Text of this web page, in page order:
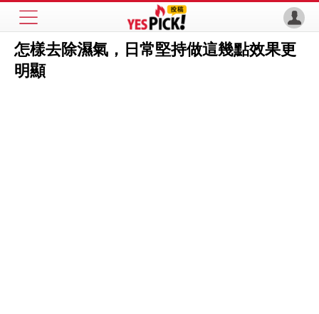
怎樣去除濕氣，日常堅持做這幾點效果更
明顯